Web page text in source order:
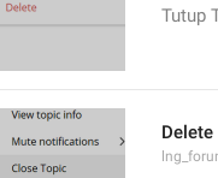
Tutup
Delete